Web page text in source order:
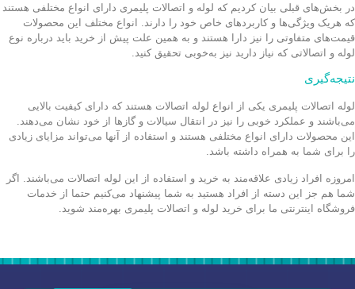
در بخش‌های قبلی بیان کردیم که لوله و اتصالات پلیمری دارای انواع مختلفی هستند
که هریک ویژگی‌ها و کاربردهای خاص خود را دارند. انواع مختلف این محصولات
قیمت‌های متفاوتی را نیز دارا هستند و به همین علت پیش از خرید باید درباره نوع
لوله و اتصالاتی که نیاز دارید نیز به‌خوبی تحقیق کنید.
نتیجه‌گیری
لوله اتصالات پلیمری یکی از انواع لوله اتصالات هستند که دارای کیفیت بالایی
می‌باشند و عملکرد خوبی را نیز در انتقال سیالات و گازها از خود نشان می‌دهند.
این محصولات دارای انواع مختلفی هستند و استفاده از آنها می‌تواند مزایای زیادی
را برای شما به همراه داشته باشد.
امروزه افراد زیادی علاقه‌مند به خرید و استفاده از این لوله اتصالات می‌باشند. اگر
شما هم جز این دسته از افراد هستید به شما پیشنهاد می‌کنیم حتما از خدمات
فروشگاه اینترنتی ما برای خرید لوله و اتصالات پلیمری بهره‌مند شوید.